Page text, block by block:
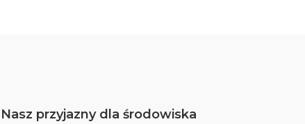
Nasz przyjazny dla środowiska